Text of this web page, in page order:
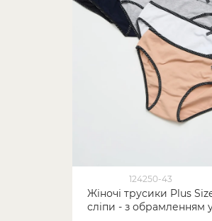
124250-43
Жіночі трусики Plus
сліпи - з обрамленням